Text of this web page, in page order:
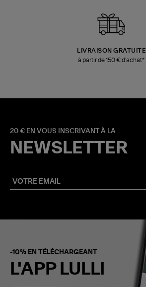
LIVRAISON GRATUITE
à partir de 150 € d'achat*
20 € EN VOUS INSCRIVANT À LA
NEWSLETTER
-10% EN TÉLÉCHARGEANT
L'APP LULLI